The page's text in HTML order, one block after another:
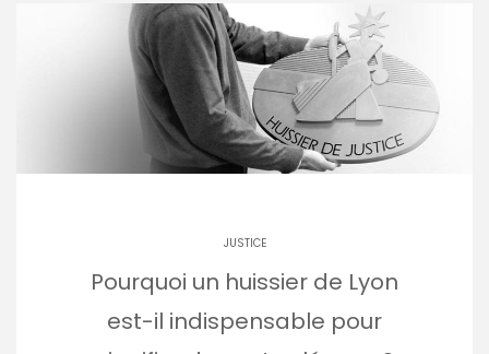
JUSTICE
Pourquoi un huissier de Lyon
est-il indispensable pour